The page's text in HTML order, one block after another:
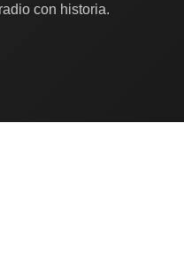
con historia.